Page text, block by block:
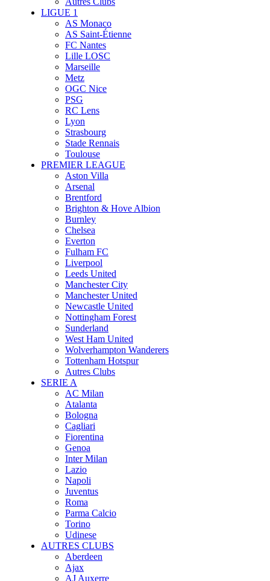
LIGUE 1
AS Monaco
AS Saint-Étienne
FC Nantes
Lille LOSC
Marseille
Metz
OGC Nice
PSG
RC Lens
Lyon
Strasbourg
Stade Rennais
Toulouse
PREMIER LEAGUE
Aston Villa
Arsenal
Brentford
Brighton & Hove Albion
Burnley
Chelsea
Everton
Fulham FC
Liverpool
Leeds United
Manchester City
Manchester United
Newcastle United
Nottingham Forest
Sunderland
West Ham United
Wolverhampton Wanderers
Tottenham Hotspur
Autres Clubs
SERIE A
AC Milan
Atalanta
Bologna
Cagliari
Fiorentina
Genoa
Inter Milan
Lazio
Napoli
Juventus
Roma
Parma Calcio
Torino
Udinese
AUTRES CLUBS
Aberdeen
Ajax
AJ Auxerre